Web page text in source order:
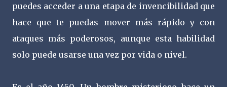
puedes acceder a una etapa de invencibilidad que
hace que te puedas mover más rápido y con
ataques más poderosos, aunque esta habilidad
solo puede usarse una vez por vida o nivel.